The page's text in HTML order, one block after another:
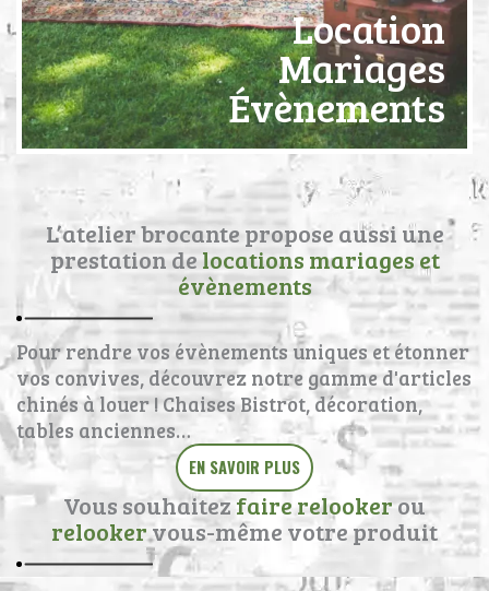
Location
Mariages
Évènements
L’atelier brocante propose aussi une
prestation de locations mariages et
évènements
Pour rendre vos évènements uniques et étonner
vos convives, découvrez notre gamme d'articles
chinés à louer ! Chaises Bistrot, décoration,
tables anciennes…
EN SAVOIR PLUS
Vous souhaitez faire relookerou
relookervous-même votre produit